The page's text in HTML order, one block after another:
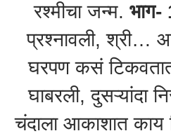
रश्मीचा जन्म. भाग-
प्रश्नावली, श्री…
घरपण कसं
घाबरली, दुसऱ्यांदा
चंदाला आकाशात काय